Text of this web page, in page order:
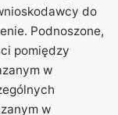
do
Podnoszone,
pomiędzy
w
w